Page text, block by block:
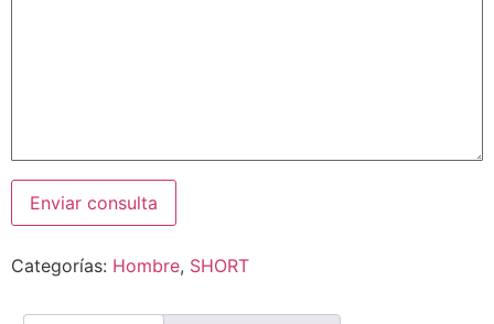
Categorías: Hombre, SHORT